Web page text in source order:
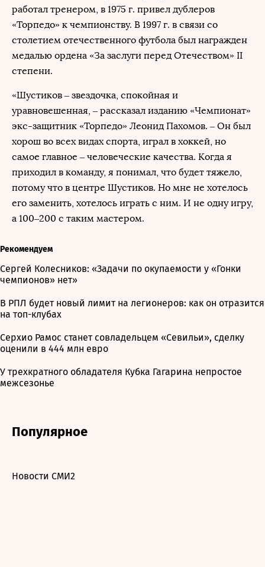
работал тренером, в 1975 г. привел дублеров
«Торпедо» к чемпионству. В 1997 г. в связи со
столетием отечественного футбола был награжден
медалью ордена «За заслуги перед Отечеством» II
степени.
«Шустиков – звездочка, спокойная и
уравновешенная, – рассказал изданию «Чемпионат»
экс-защитник «Торпедо» Леонид Пахомов. – Он был
хорош во всех видах спорта, играл в хоккей, но
самое главное – человеческие качества. Когда я
приходил в команду, я понимал, что будет тяжело,
потому что в центре Шустиков. Но мне не хотелось
его заменить, хотелось играть с ним. И не одну игру,
а 100–200 с таким мастером.
Рекомендуем
Сергей Колесников: «Задачи по окупаемости у «Гонки
чемпионов» нет»
В РПЛ будет новый лимит на легионеров: как он отразится
на топ-клубах
Серхио Рамос станет совладельцем «Севильи», сделку
оценили в 444 млн евро
У трехкратного обладателя Кубка Гагарина непростое
межсезонье
Популярное
Новости СМИ2